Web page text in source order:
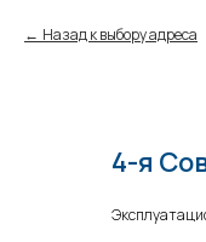
Назад к выбору адреса
4-я